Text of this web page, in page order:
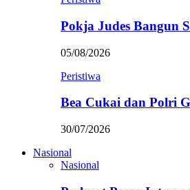
Pokja Judes Bangun
05/08/2026
Peristiwa
Bea Cukai dan Polri
30/07/2026
Nasional
Nasional